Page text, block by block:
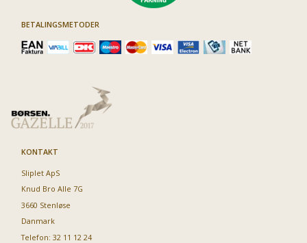
BETALINGSMETODER
KONTAKT
Sliplet ApS
Knud Bro Alle 7G
3660 Stenløse
Danmark
Telefon: 32 11 12 24